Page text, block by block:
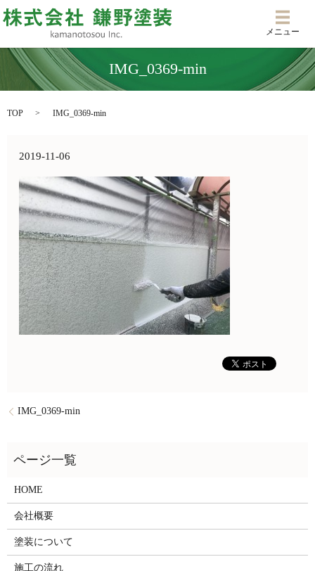
メニ
メニュー
IMG_0369-min
TOP IMG_0369-min
2019-11-06
IMG_0369-min
HOME
会社概要
塗装について
施工の流れ